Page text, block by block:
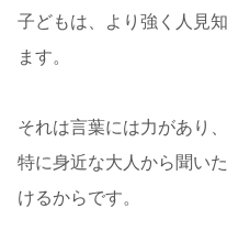
子どもは、より強く人見
ます。
それは言葉には力があり、
特に身近な大人から聞い
けるからです。